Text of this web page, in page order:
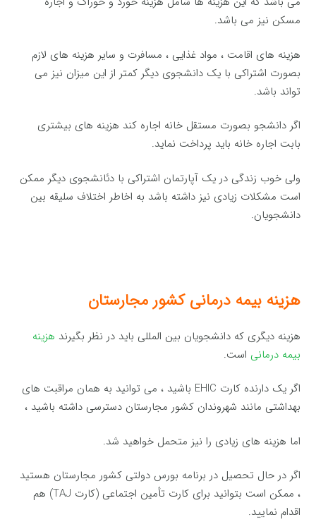
مسکن نیز می باشد.
هزینه های اقامت ، مواد غذایی ، مسافرت و سایر هزینه های لازم
بصورت اشتراکی با یک دانشجوی دیگر کمتر از این میزان نیز می
تواند باشد.
اگر دانشجو بصورت مستقل خانه اجاره کند هزینه های بیشتری
بابت اجاره خانه باید پرداخت نماید.
ولی خوب زندگی در یک آپارتمان اشتراکی با دئانشجوی دیگر ممکن
است مشکلات زیادی نیز داشته باشد به اخاطر اختلاف سلیقه بین
دانشجویان.
هزینه بیمه درمانی کشور مجارستان
هزینه دیگری که دانشجویان بین المللی باید در نظر بگیرند هزینه
بیمه درمانی است.
اگر یک دارنده کارت EHIC باشید ، می توانید به همان مراقبت های
بهداشتی مانند شهروندان کشور مجارستان دسترسی داشته باشید ،
اما هزینه های زیادی را نیز متحمل خواهید شد.
اگر در حال تحصیل در برنامه بورس دولتی کشور مجارستان هستید
، ممکن است بتوانید برای کارت تأمین اجتماعی (کارت TAJ) هم
اقدام نمایید.